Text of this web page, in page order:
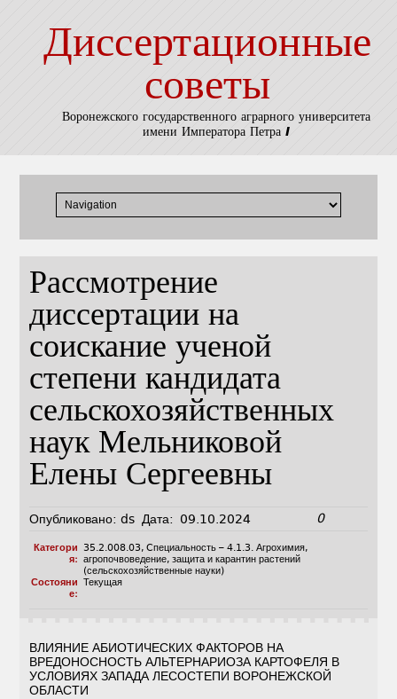
Диссертационные
советы
Воронежского государственного аграрного университета
имени Императора Петра I
Рассмотрение
диссертации на
соискание ученой
степени кандидата
сельскохозяйственных
наук Мельниковой
Елены Сергеевны
Опубликовано: ds Дата: 09.10.2024 0
Категори
я:
35.2.008.03, Cпециальность – 4.1.3. Агрохимия,
агропочвоведение, защита и карантин растений
(сельскохозяйственные науки)
Состояни
е:
Текущая
ВЛИЯНИЕ АБИОТИЧЕСКИХ ФАКТОРОВ НА
ВРЕДОНОСНОСТЬ АЛЬТЕРНАРИОЗА КАРТОФЕЛЯ В
УСЛОВИЯХ ЗАПАДА ЛЕСОСТЕПИ ВОРОНЕЖСКОЙ
ОБЛАСТИ